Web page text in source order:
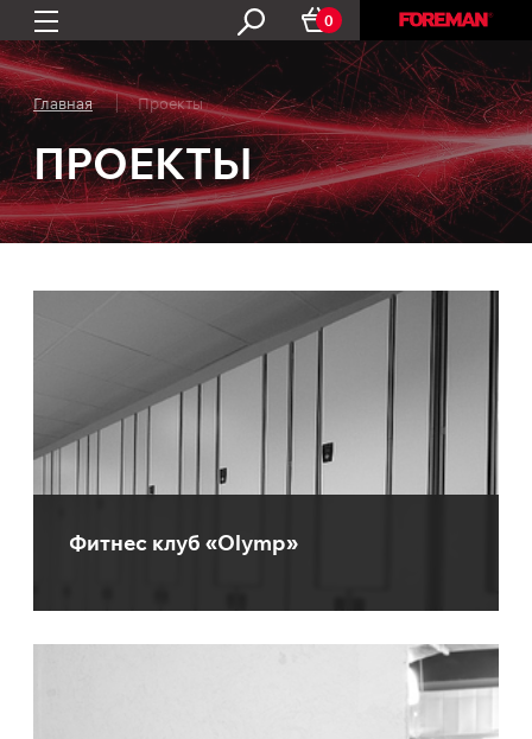
0
Главная Проекты
ПРОЕКТЫ
Фитнес клуб «Olymp»